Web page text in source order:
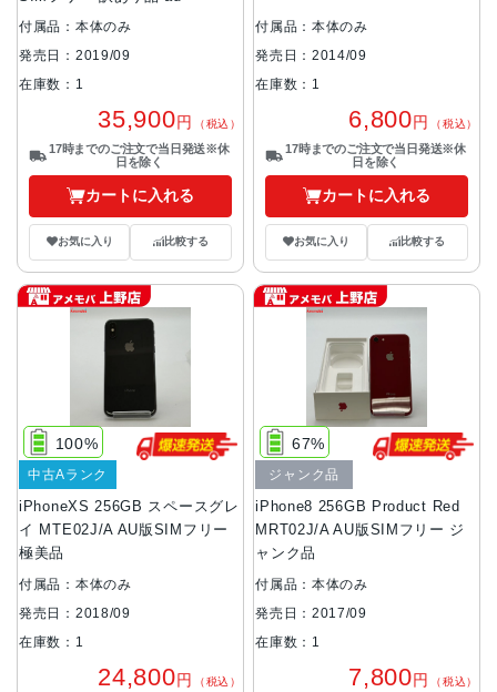
付属品：本体のみ
発売日：2019/09
在庫数：1
35,900円 （税込）
17時までのご注文で当日発送※休
日を除く
カートに入れる
お気に入り 比較する
付属品：本体のみ
発売日：2014/09
在庫数：1
6,800円 （税込）
17時までのご注文で当日発送※休
日を除く
カートに入れる
お気に入り 比較する
iPhoneXS 256GB スペースグレ
イ MTE02J/A AU版SIMフリー
極美品
100%
中古Aランク
付属品：本体のみ
発売日：2018/09
在庫数：1
24,800円 （税込）
iPhone8 256GB Product Red
MRT02J/A AU版SIMフリー ジ
ャンク品
67%
ジャンク品
付属品：本体のみ
発売日：2017/09
在庫数：1
7,800円 （税込）